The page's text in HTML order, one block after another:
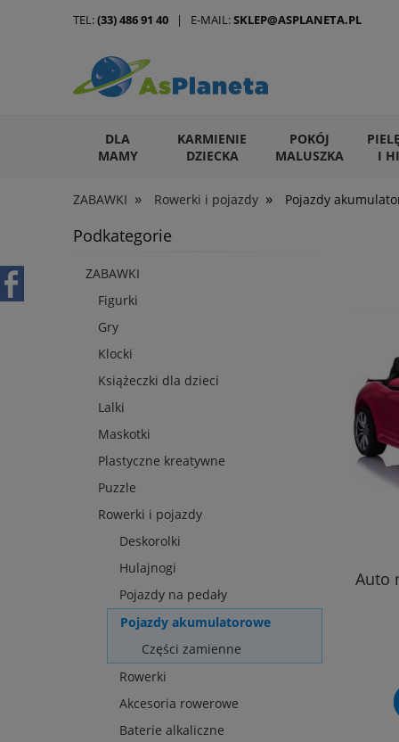
DLA
MAMY
KARMIENIE
DZIECKA
POKÓJ
MALUSZKA
I
ARTYKUŁY DLA ZWIERZĄT
ZABAWKI » Rowerki i pojazdy » Pojazdy
TEL:(33) 486 91 40 | E-MAIL:SKLEP@ASPLANETA.PL
Podkategorie
ZABAWKI
Figurki
Gry
Klocki
Książeczki dla dzieci
Lalki
Maskotki
Plastyczne kreatywne
Puzzle
Rowerki i pojazdy
Deskorolki
Hulajnogi
Pojazdy na pedały
Pojazdy akumulatorowe
Części zamienne
Rowerki
Akcesoria rowerowe
Baterie alkaliczne
Auto